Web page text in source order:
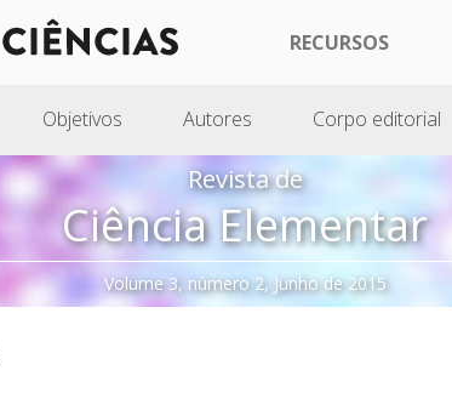
RECURSOS
Objetivos Autores Corpo editorial
Revista de
Ciência Elementar
Volume 3, número 2, Junho de 2015